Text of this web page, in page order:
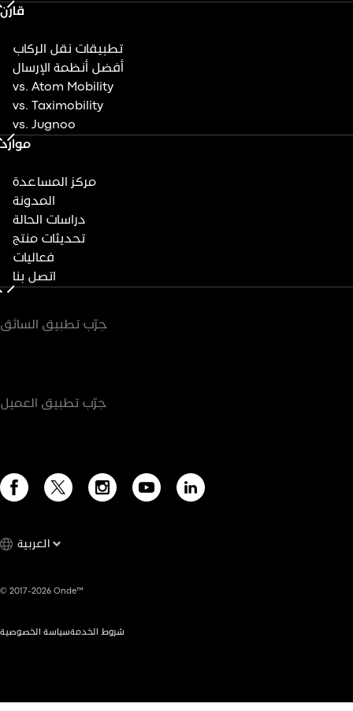
قارن
تطبيقات نقل الركاب
أفضل أنظمة الإرسال
vs. Atom Mobility
vs. Taximobility
vs. Jugnoo
موارد
مركز المساعدة
المدونة
دراسات الحالة
تحديثات منتج
فعاليات
اتصل بنا
جرّب تطبيق السائق
جرّب تطبيق العميل
العربية
© 2017-2026 Onde™
سياسة الخصوصية شروط الخدمة